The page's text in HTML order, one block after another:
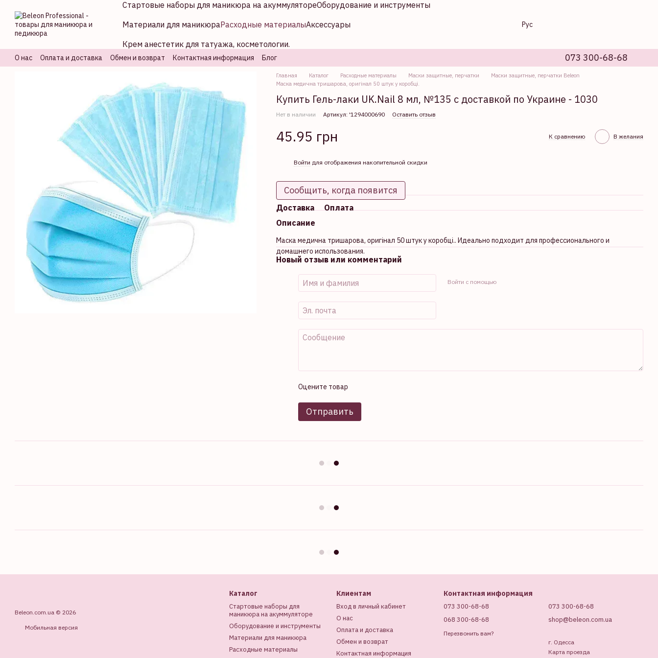
Стартовые наборы для маникюра на акуммулятореОборудование и инструменты
Материали для маникюраРасходные материалыАксессуары
Крем анестетик для татуажа, косметологии.
Рус
О нас Оплата и доставка Обмен и возврат Контактная информация Блог 073 300-68-68
Главная Каталог Расходные материалы Маски защитные, перчатки
Маски защитные, перчатки Beleon
Маска медична тришарова, оригінал 50 штук у коробці.
Купить Гель-лаки UK.Nail 8 мл, №135 с доставкой по Украине - 1030
Нет в наличии Артикул: '1294000690 Оставить отзыв
45.95 грн К сравнению В желания
Войти для отображения накопительной скидки
Сообщить, когда появится
Доставка
Оплата
Описание
Маска медична тришарова, оригінал 50 штук у коробці.. Идеально подходит для профессионального и
домашнего использования.
Новый отзыв или комментарий
Войти с помощью
Оцените товар
Отправить
Beleon.com.ua © 2026
Мобильная версия
Каталог
Стартовые наборы для
маникюра на акуммуляторе
Оборудование и инструменты
Материали для маникюра
Расходные материалы
Клиентам
Вход в личный кабинет
О нас
Оплата и доставка
Обмен и возврат
Контактная информация
Контактная информация
073 300-68-68
068 300-68-68
Перезвонить вам?
073 300-68-68
shop@beleon.com.ua
г. Одесса
Карта проезда